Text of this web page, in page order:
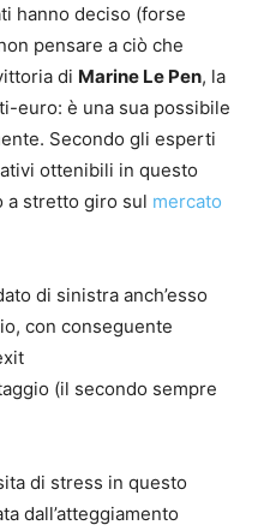
hanno deciso (forse
pensare a ciò che
di Marine Le Pen, la
euro: è una sua possibile
Secondo gli esperti
ottenibili in questo
a stretto giro sul mercato
di sinistra anch’esso
con conseguente
(il secondo sempre
di stress in questo
dall’atteggiamento